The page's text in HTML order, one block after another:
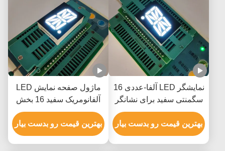
نمایشگر LED آلفا-عددی 16
سگمنتی سفید برای نشانگر
آسانسور
بهترین قیمت رو بدست بیار
ماژول صفحه نمایش LED
آلفانومریک سفید 16 بخش
بهترین قیمت رو بدست بیار